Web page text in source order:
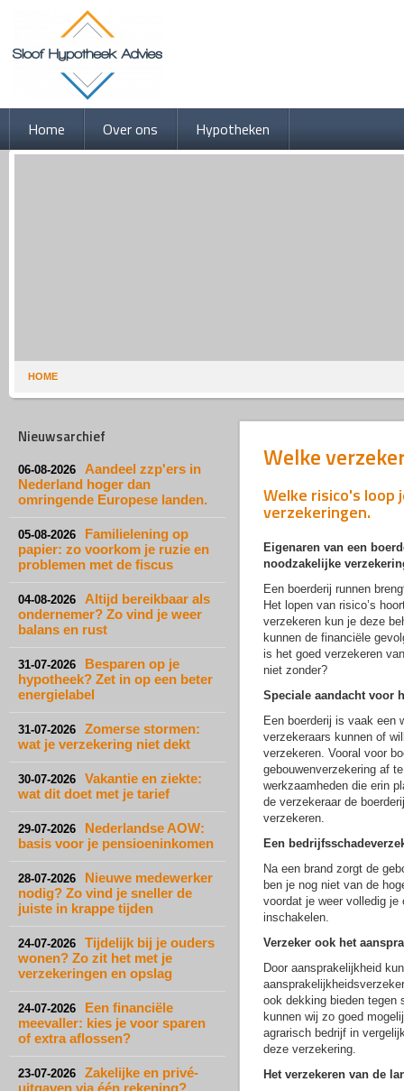
HOME
Home Over ons Hypotheken
Nieuwsarchief
06-08-2026
Aandeel zzp'ers in
Nederland hoger dan
omringende Europese landen.
05-08-2026
Familielening op
papier: zo voorkom je ruzie en
problemen met de fiscus
04-08-2026
Altijd bereikbaar als
ondernemer? Zo vind je weer
balans en rust
31-07-2026
Besparen op je
hypotheek? Zet in op een beter
energielabel
31-07-2026
Zomerse stormen:
wat je verzekering niet dekt
30-07-2026
Vakantie en ziekte:
wat dit doet met je tarief
29-07-2026
Nederlandse AOW:
basis voor je pensioeninkomen
28-07-2026
Nieuwe medewerker
nodig? Zo vind je sneller de
juiste in krappe tijden
24-07-2026
Tijdelijk bij je ouders
wonen? Zo zit het met je
verzekeringen en opslag
24-07-2026
Een financiële
meevaller: kies je voor sparen
of extra aflossen?
23-07-2026
Zakelijke en privé-
uitgaven via één rekening?
Welke
Welke risico's loop
verzekeringen.
Eigenaren van een
noodzakelijke
Een boerderij runnen
Het lopen van risico’s
verzekeren kun je deze
kunnen de financiële
is het goed verzekeren
niet zonder?
Speciale aandacht voor
Een boerderij is vaak een
verzekeraars kunnen of
verzekeren. Vooral voor
gebouwenverzekering af
werkzaamheden die erin
de verzekeraar de
verzekeren.
Een
Na een brand zorgt de
ben je nog niet van de
voordat je weer volledig
inschakelen.
Verzeker ook het
Door aansprakelijkheid
ook dekking bieden tegen
kunnen wij zo goed
agrarisch bedrijf in
deze verzekering.
Het verzekeren van de